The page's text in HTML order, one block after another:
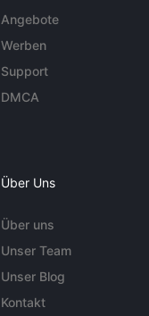
Angebote
Werben
Support
DMCA
Über Uns
Über uns
Unser Team
Unser Blog
Kontakt